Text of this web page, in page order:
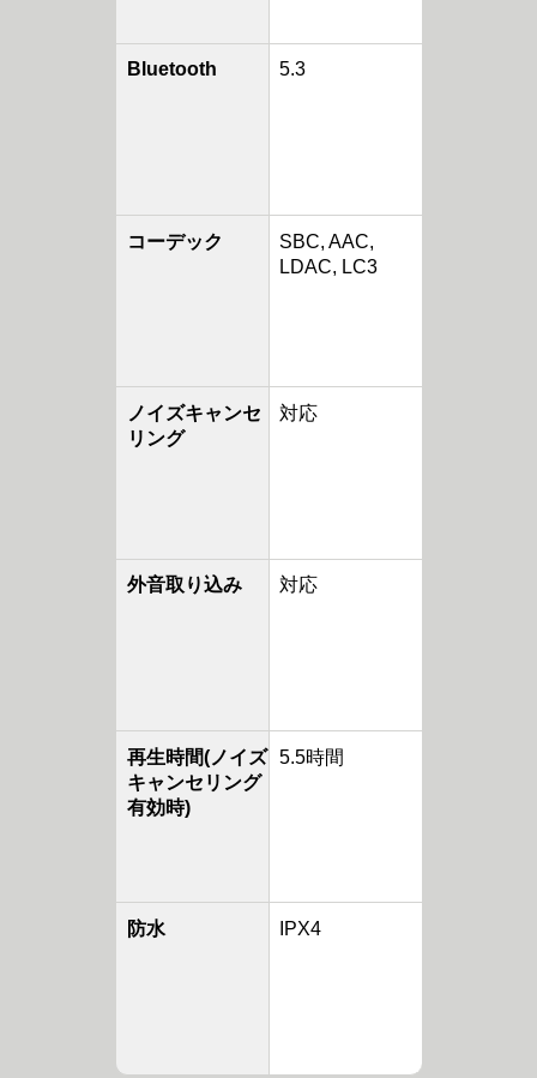
Bluetooth 5.3
コーデック
SBC, AAC,
LDAC, LC3
ノイズキャンセ
リング
対応
外音取り込み 対応
再生時間(ノイズ
キャンセリング
有効時)
5.5時間
防水 IPX4